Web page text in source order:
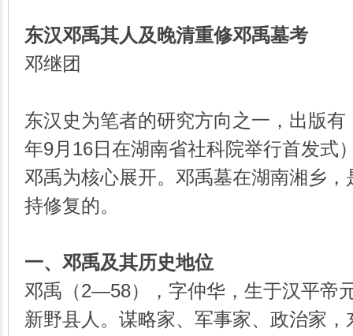
东汉邓禹其人及晚清重修邓禹墓考
邓继团
东汉史为笔者的研究方向之一，出版
年9月16日在湖南省社科院举行首发式
邓禹为核心展开。邓禹墓在湖南湘乡
持修复的。
一、 邓禹及其历史地位
邓禹（2—58），字仲华，生于汉平帝
新野县人。谋略家、军事家、政治家